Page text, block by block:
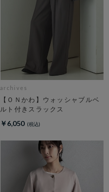
archives
【ＯＮかわ】ウォッシャブルベ
ルト付きスラックス
￥6,050